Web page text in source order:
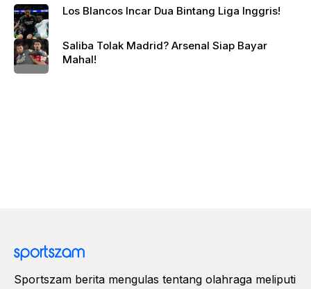
Los Blancos Incar Dua Bintang Liga Inggris!
Saliba Tolak Madrid? Arsenal Siap Bayar
Mahal!
Sportszam berita mengulas tentang olahraga meliputi